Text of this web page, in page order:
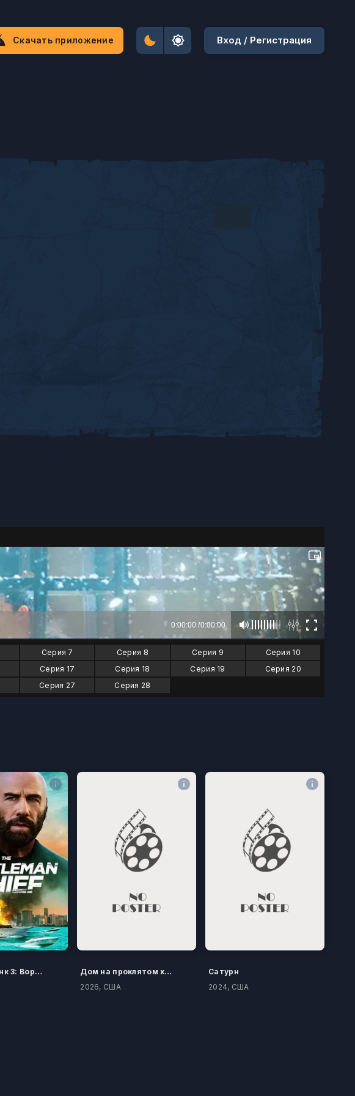
Скачать приложение Вход / Регистрация
Серия 7 Серия 8 Серия 9
Серия 10
Серия 17 Серия 18 Серия 19
Серия 20
Серия 27 Серия 28
Сорвать банк 3: Вор-джентльмен
Дом на проклятом холме
2026, США
Сатурн
2024, США